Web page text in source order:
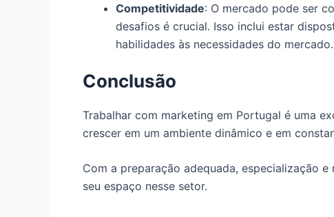
Competitividade: O mercado pode ser
desafios é crucial. Isso inclui estar
habilidades às necessidades do mercado.
Conclusão
Trabalhar com marketing em Portugal é uma
crescer em um ambiente dinâmico e em
Com a preparação adequada, especialização
seu espaço nesse setor.